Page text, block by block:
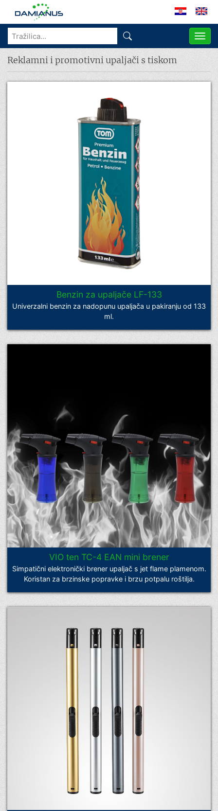
Reklamni i promotivni upaljači s tiskom
Benzin za upaljače LF-133
Univerzalni benzin za nadopunu upaljača u pakiranju od 133
ml.
VIO ten TC-4 EAN mini brener
Simpatični elektronički brener upaljač s jet flame plamenom.
Koristan za brzinske popravke i brzu potpalu roštilja.